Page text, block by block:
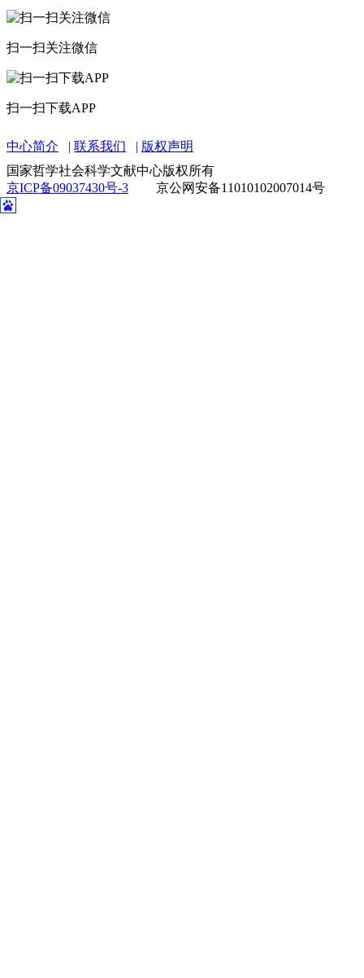
扫一扫关注微信
扫一扫下载APP
中心简介 联系我们
版权声明
国家哲学社会科学文献中心版权所有
京ICP备09037430号-3
京公网安备11010102007014号